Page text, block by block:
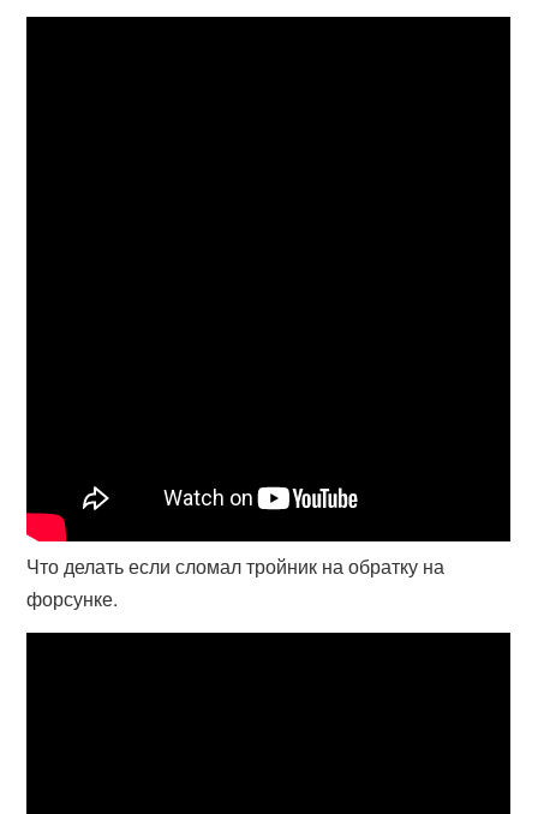
Что делать если сломал тройник на обратку на
форсунке.